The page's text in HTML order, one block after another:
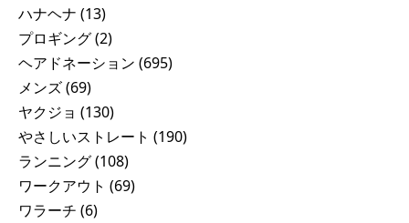
ハナヘナ (13)
プロギング(2)
ヘアドネーション (695)
メンズ(69)
ヤクジョ (130)
やさしいストレート (190)
ランニング(108)
ワークアウト (69)
ワラーチ (6)